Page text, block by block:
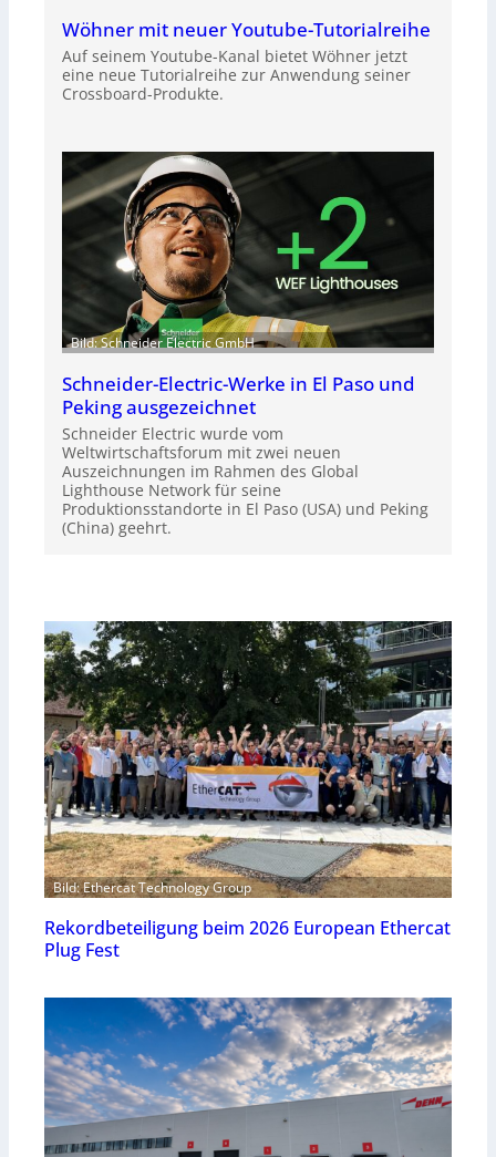
Wöhner mit neuer Youtube-Tutorialreihe
Auf seinem Youtube-Kanal bietet Wöhner jetzt
eine neue Tutorialreihe zur Anwendung seiner
Crossboard-Produkte.
Bild: Schneider Electric GmbH
Schneider-Electric-Werke in El Paso und
Peking ausgezeichnet
Schneider Electric wurde vom
Weltwirtschaftsforum mit zwei neuen
Auszeichnungen im Rahmen des Global
Lighthouse Network für seine
Produktionsstandorte in El Paso (USA) und Peking
(China) geehrt.
Bild: Ethercat Technology Group
Rekordbeteiligung beim 2026 European Ethercat
Plug Fest